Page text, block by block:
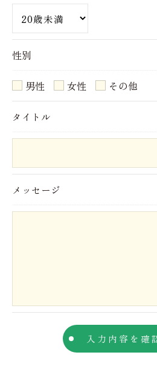
＜個人情報を与えなかった場合
必要な情報を頂けない場合は、
予めご了承ください。
＜個人情報の開示･訂正・削除
いて＞
当社では、お客様の個人情報
ご本人である事を確認のうえ
す。
個人情報の開示･訂正･削除・
性別
男性 女性 その他
タイトル
メッセージ